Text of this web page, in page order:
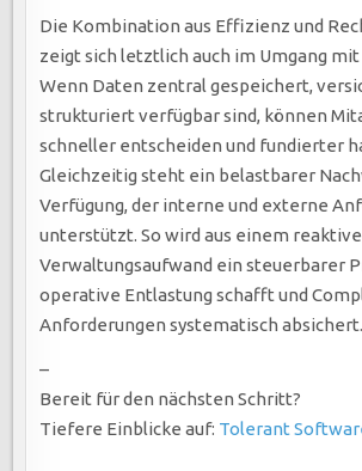
Die Kombination aus Effizienz und
zeigt sich letztlich auch im Umgang
Wenn Daten zentral gespeichert,
strukturiert verfügbar sind, können
schneller entscheiden und fundierter
Gleichzeitig steht ein belastbarer
Verfügung, der interne und externe
unterstützt. So wird aus einem
Verwaltungsaufwand ein steuerbarer
operative Entlastung schafft und
Anforderungen systematisch absichert.
–
Bereit für den nächsten Schritt?
Tiefere Einblicke auf: Tolerant